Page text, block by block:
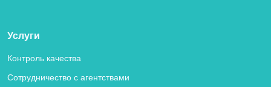
Услуги
Контроль качества
Сотрудничество с агентствами